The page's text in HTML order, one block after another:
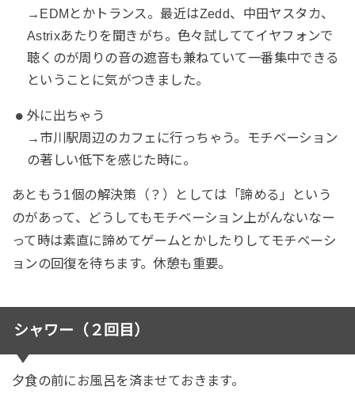
→EDMとかトランス。最近はZedd、中田ヤスタカ、
Astrixあたりを聞きがち。色々試しててイヤフォンで
聴くのが周りの音の遮音も兼ねていて一番集中できる
ということに気がつきました。
外に出ちゃう
→市川駅周辺のカフェに行っちゃう。モチベーション
の著しい低下を感じた時に。
あともう1個の解決策（？）としては「諦める」という
のがあって、どうしてもモチベーション上がんないなー
って時は素直に諦めてゲームとかしたりしてモチベーシ
ョンの回復を待ちます。休憩も重要。
シャワー（２回目）
夕食の前にお風呂を済ませておきます。